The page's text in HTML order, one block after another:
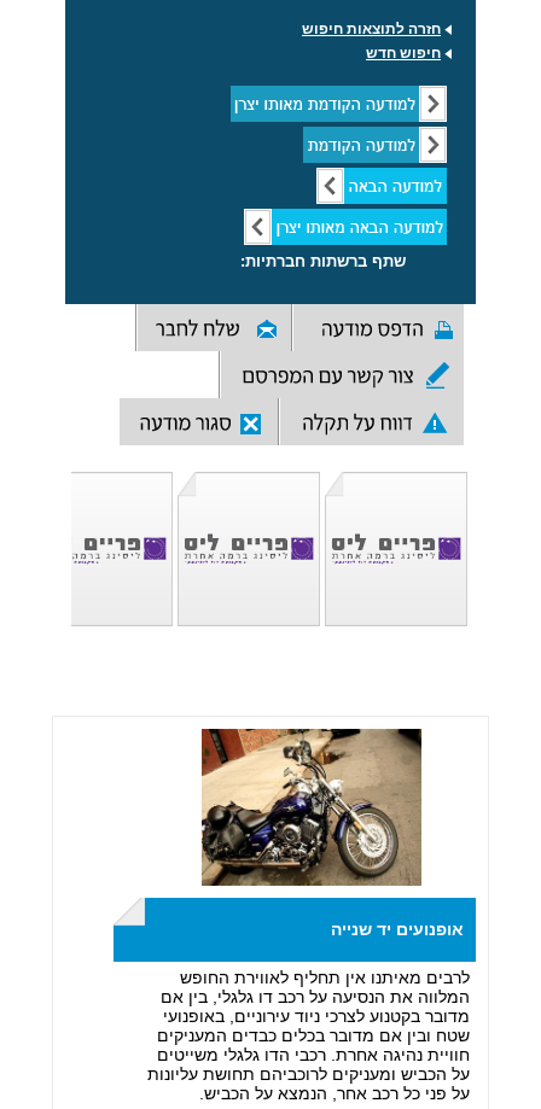
חזרה לתוצאות חיפוש
חיפוש חדש
שתף ברשתות חברתיות:
אופנועים יד שנייה
לרבים מאיתנו אין תחליף לאווירת החופש
המלווה את הנסיעה על רכב דו גלגלי, בין אם
מדובר בקטנוע לצרכי ניוד עירוניים, באופנועי
שטח ובין אם מדובר בכלים כבדים המעניקים
חוויית נהיגה אחרת. רכבי הדו גלגלי משייטים
על הכביש ומעניקים לרוכביהם תחושת עליונות
על פני כל רכב אחר, הנמצא על הכביש.